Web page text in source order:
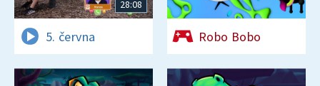
28:08
5. června Robo Bobo